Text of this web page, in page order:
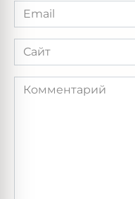
Email
Сайт
Комментарий